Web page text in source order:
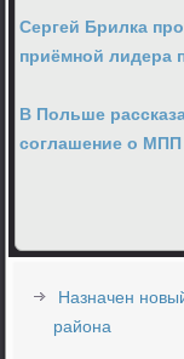
Сергей Брилка
приёмной лидера
В Польше
соглашение о
Назначен
района